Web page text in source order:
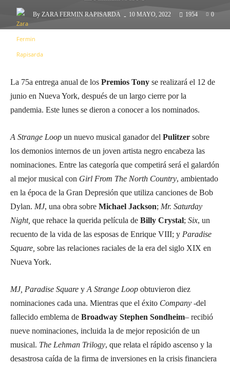
By ZARA FERMIN RAPISARDA - 10 MAYO, 2022 1954 0
La 75a entrega anual de los Premios Tony se realizará el 12 de
junio en Nueva York, después de un largo cierre por la
pandemia. Este lunes se dieron a conocer a los nominados.
A Strange Loop un nuevo musical ganador del Pulitzer sobre
los demonios internos de un joven artista negro encabeza las
nominaciones. Entre las categoría que competirá será el galardón
al mejor musical con Girl From The North Country, ambientado
en la época de la Gran Depresión que utiliza canciones de Bob
Dylan. MJ, una obra sobre Michael Jackson; Mr. Saturday
Night, que rehace la querida película de Billy Crystal; Six, un
recuento de la vida de las esposas de Enrique VIII; y Paradise
Square, sobre las relaciones raciales de la era del siglo XIX en
Nueva York.
MJ, Paradise Square y A Strange Loop obtuvieron diez
nominaciones cada una. Mientras que el éxito Company -del
fallecido emblema de Broadway Stephen Sondheim– recibió
nueve nominaciones, incluida la de mejor reposición de un
musical. The Lehman Trilogy, que relata el rápido ascenso y la
desastrosa caída de la firma de inversiones en la crisis financiera